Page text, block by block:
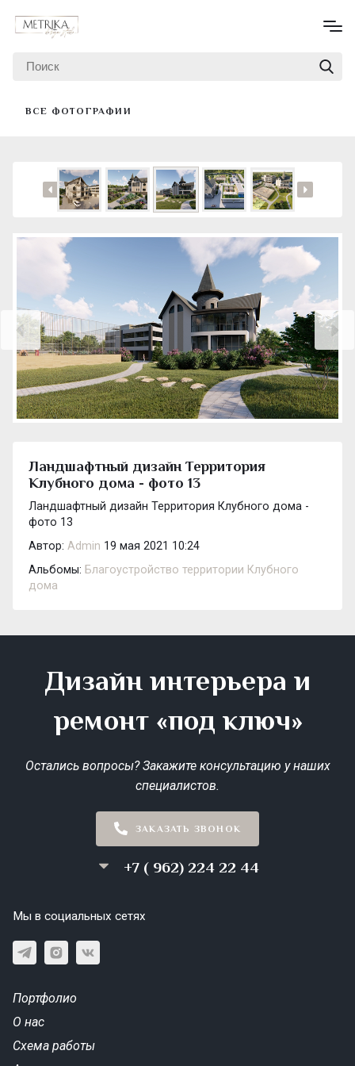
ВСЕ ФОТОГРАФИИ
Ландшафтный дизайн Территория
Клубного дома - фото 13
Ландшафтный дизайн Территория Клубного дома -
фото 13
Автор: Admin 19 мая 2021 10:24
Альбомы: Благоустройство территории Клубного
дома
Дизайн интерьера и
ремонт «под ключ»
Остались вопросы? Закажите консультацию у наших
специалистов.
ЗАКАЗАТЬ ЗВОНОК
+7 ( 962) 224 22 44
Мы в социальных сетях
Портфолио
О нас
Схема работы